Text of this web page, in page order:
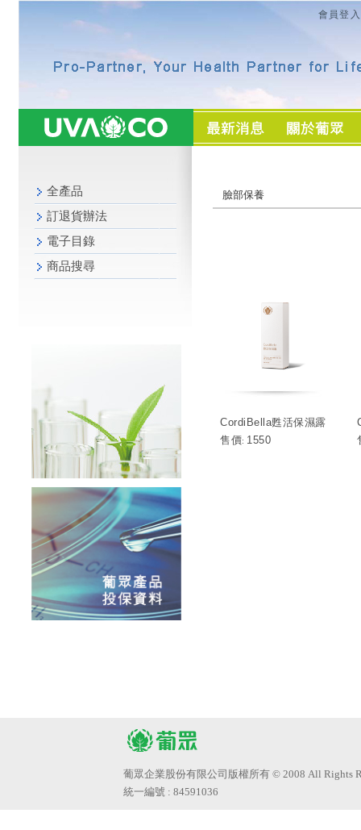
會員登入
全產品
訂退貨辦法
電子目錄
商品搜尋
臉部保養
CordiBella甦活保濕露
售價: 1550
葡眾企業股份有限公司版權所有 © 2008 All Rights
統一編號 : 84591036